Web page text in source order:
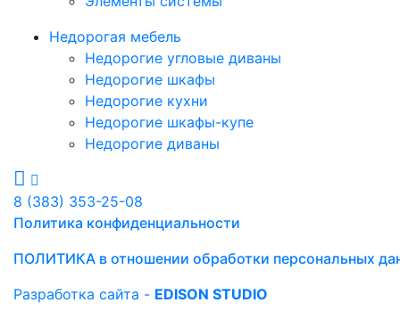
Недорогая мебель
Недорогие угловые диваны
Недорогие шкафы
Недорогие кухни
Недорогие шкафы-купе
Недорогие диваны
8 (383) 353-25-08
Политика конфиденциальности
ПОЛИТИКА в отношении обработки персональных
Разработка сайта - EDISON STUDIO